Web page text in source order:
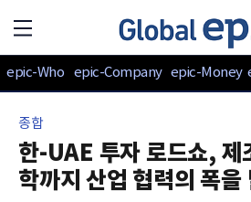
epic-Who epic-Company epic-Money
종합
한-UAE 투자 로드쇼, 제
학까지 산업 협력의 폭을